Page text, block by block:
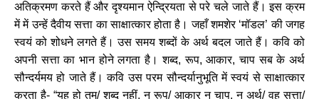
अतिक्रमण करते हैं और दृश्यमान ऐन्द्रियता से परे चले जाते हैं। इस क्रम
में में उन्हें दैवीय सत्ता का साक्षात्कार होता है। जहाँ शमशेर ‘मॉडल’ की जगह
स्वयं को शोधने लगते हैं। उस समय शब्दों के अर्थ बदल जाते हैं। कवि को
अपनी सत्ता का भान होने लगता है। शब्द, रूप, आकार, चाप सब के अर्थ
सौन्दर्यमय हो जाते हैं। कवि उस परम सौन्दर्यानुभूति में स्वयं से साक्षात्कार
करता है- “यह हो तुम/ शब्द नहीं, न रूप/ आकार न चाप, न अर्थ/ वह सत्ता/